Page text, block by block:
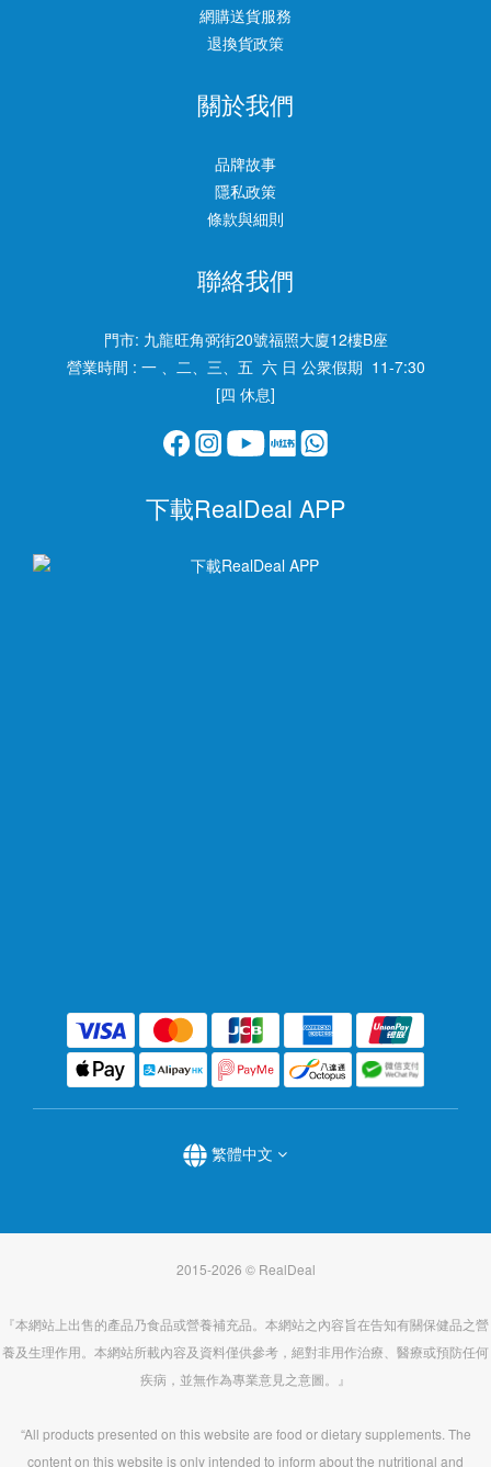
網購送貨服務
退換貨政策
關於我們
品牌故事
隱私政策
條款與細則
聯絡我們
門市: 九龍旺角弼街20號福照大廈12樓B座
營業時間 : 一 、二、三、五 六 日 公衆假期 11-7:30
[四 休息]
下載RealDeal APP
繁體中文
2015-2026 © RealDeal
『本網站上出售的產品乃食品或營養補充品。本網站之內容旨在告知有關保健品之營
養及生理作用。本網站所載內容及資料僅供參考，絕對非用作治療、醫療或預防任何
疾病，並無作為專業意見之意圖。』
“All products presented on this website are food or dietary supplements. The
content on this website is only intended to inform about the nutritional and